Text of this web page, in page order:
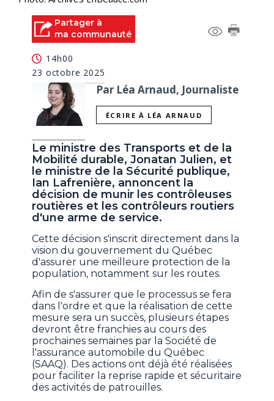
Partager à
ma communauté
14h00
23 octobre 2025
Par Léa Arnaud, Journaliste
ÉCRIRE À LÉA ARNAUD
Le ministre des Transports et de la
Mobilité durable, Jonatan Julien, et
le ministre de la Sécurité publique,
Ian Lafrenière, annoncent la
décision de munir les contrôleuses
routières et les contrôleurs routiers
d'une arme de service.
Cette décision s'inscrit directement dans la
vision du gouvernement du Québec
d'assurer une meilleure protection de la
population, notamment sur les routes.
Afin de s'assurer que le processus se fera
dans l'ordre et que la réalisation de cette
mesure sera un succès, plusieurs étapes
devront être franchies au cours des
prochaines semaines par la Société de
l'assurance automobile du Québec
(SAAQ). Des actions ont déjà été réalisées
pour faciliter la reprise rapide et sécuritaire
des activités de patrouilles.